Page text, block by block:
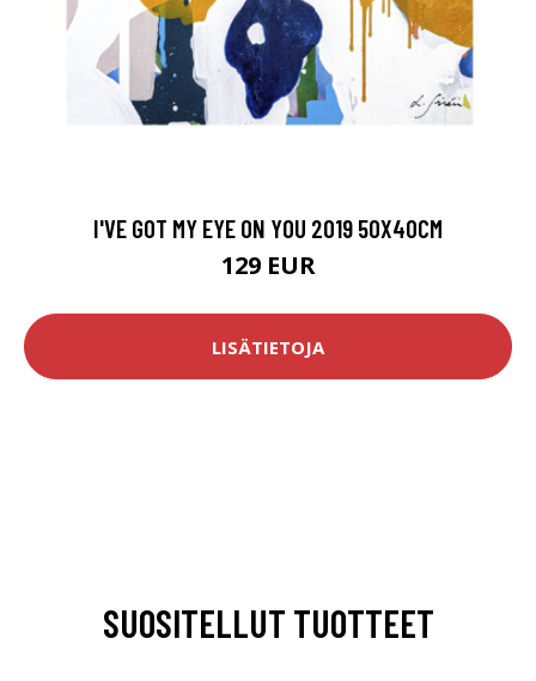
I'VE GOT MY EYE ON YOU 2019 50X40CM
129 EUR
LISÄTIETOJA
SUOSITELLUT TUOTTEET